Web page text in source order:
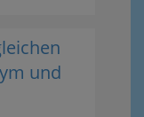
und